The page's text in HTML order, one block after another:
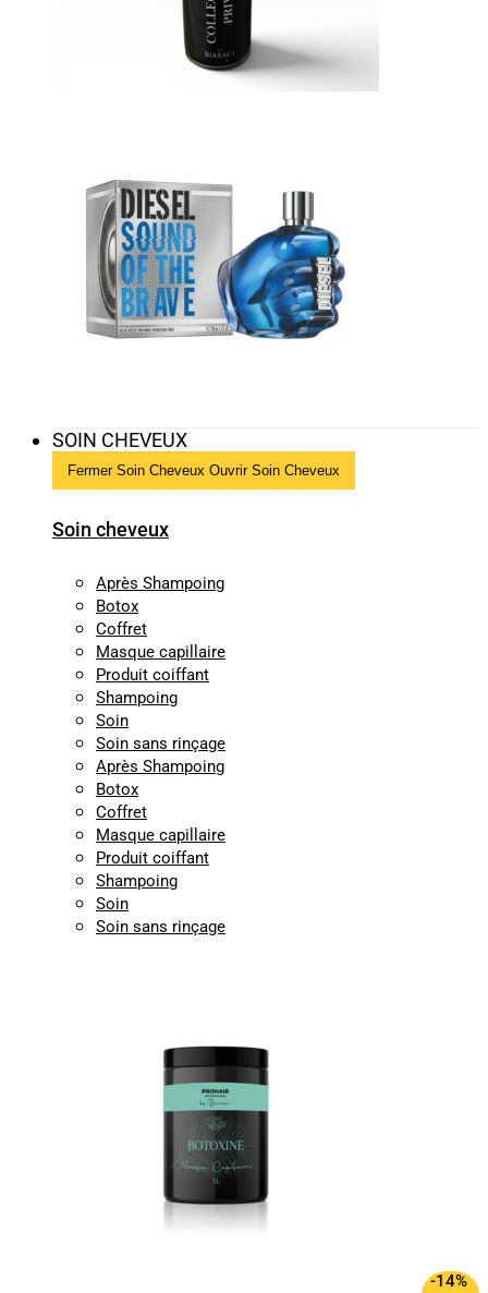
SOIN CHEVEUX
Fermer Soin Cheveux Ouvrir Soin Cheveux
Soin cheveux
Après Shampoing
Botox
Coffret
Masque capillaire
Produit coiffant
Shampoing
Soin
Soin sans rinçage
Après Shampoing
Botox
Coffret
Masque capillaire
Produit coiffant
Shampoing
Soin
Soin sans rinçage
-14%